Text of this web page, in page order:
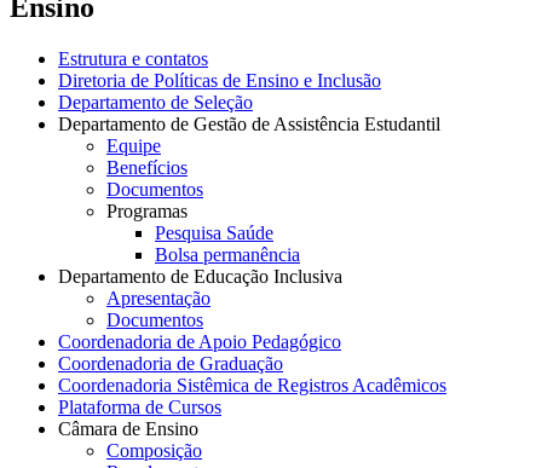
Ensino
Estrutura e contatos
Diretoria de Políticas de Ensino e Inclusão
Departamento de Seleção
Departamento de Gestão de Assistência Estudantil
Equipe
Benefícios
Documentos
Programas
Pesquisa Saúde
Bolsa permanência
Departamento de Educação Inclusiva
Apresentação
Documentos
Coordenadoria de Apoio Pedagógico
Coordenadoria de Graduação
Coordenadoria Sistêmica de Registros Acadêmicos
Plataforma de Cursos
Câmara de Ensino
Composição